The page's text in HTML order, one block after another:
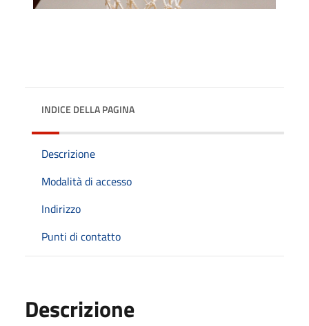
INDICE DELLA PAGINA
Descrizione
Modalità di accesso
Indirizzo
Punti di contatto
Descrizione